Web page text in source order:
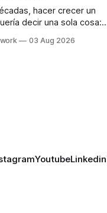
hacer crecer un
decir una sola cosa:
especialista en
03 Aug 2026
YoutubeLinkedin